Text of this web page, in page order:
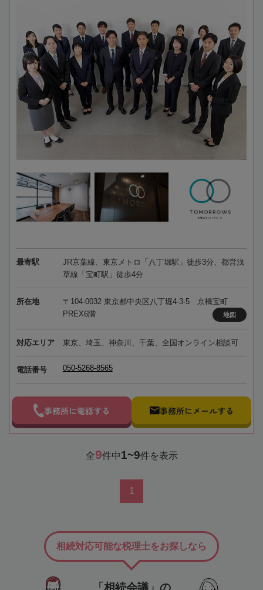
最寄駅
JR京葉線、東京メトロ「八丁堀駅」徒歩3分、都営浅
草線「宝町駅」徒歩4分
所在地
〒104-0032 東京都中央区八丁堀4-3-5 京橋宝町
PREX6階
地図
対応エリア 東京、埼玉、神奈川、千葉、全国オンライン相談可
電話番号 050-5268-8565
事務所に電話する 事務所にメールする
全9件中1~9件を表示
1
「相続会議」の
相続対応可能な税理士をお探しなら